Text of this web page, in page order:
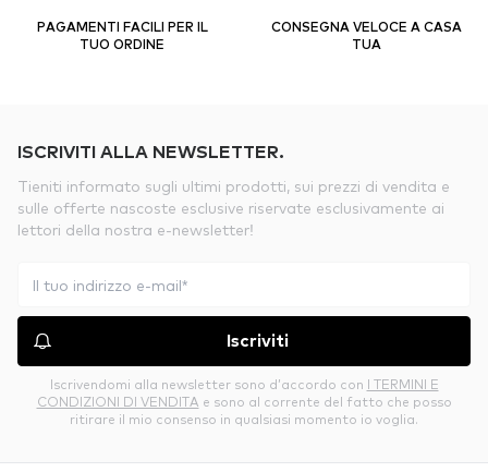
PAGAMENTI FACILI PER IL
TUO ORDINE
CONSEGNA VELOCE A CASA
TUA
ISCRIVITI ALLA NEWSLETTER.
Tieniti informato sugli ultimi prodotti, sui prezzi di vendita e
sulle offerte nascoste esclusive riservate esclusivamente ai
lettori della nostra e-newsletter!
Iscriviti
Iscrivendomi alla newsletter sono d’accordo con I TERMINI E
CONDIZIONI DI VENDITA e sono al corrente del fatto che posso
ritirare il mio consenso in qualsiasi momento io voglia.